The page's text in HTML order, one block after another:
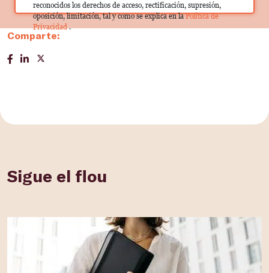
reconocidos los derechos de acceso, rectificación, supresión,
oposición, limitación, tal y como se explica en laPolítica de
Privacidad.
Comparte:
Sigue el flou